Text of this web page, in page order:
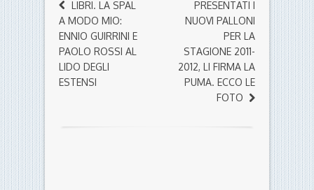
LIBRI. LA SPAL
A MODO MIO:
ENNIO GUIRRINI E
PAOLO ROSSI AL
LIDO DEGLI
ESTENSI
PRESENTATI I
NUOVI PALLONI
PER LA
STAGIONE 2011-
2012, LI FIRMA LA
PUMA. ECCO LE
FOTO